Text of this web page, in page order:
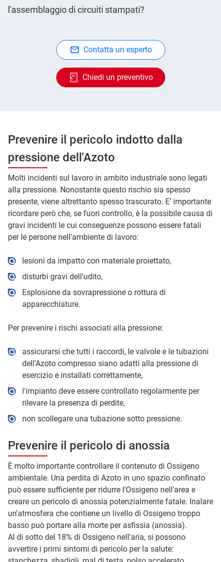
l'assemblaggio di circuiti stampati?
Contatta un esperto
Chiedi un preventivo
Prevenire il pericolo indotto dalla
pressione dell'Azoto
Molti incidenti sul lavoro in ambito industriale sono legati
alla pressione. Nonostante questo rischio sia spesso
presente, viene altrettanto spesso trascurato. E’ importante
ricordare però che, se fuori controllo, è la possibile causa di
gravi incidenti le cui conseguenze possono essere fatali
per le persone nell'ambiente di lavoro:
lesioni da impatto con materiale proiettato,
disturbi gravi dell'udito,
Esplosione da sovrapressione o rottura di
apparecchiature.
Per prevenire i rischi associati alla pressione:
assicurarsi che tutti i raccordi, le valvole e le tubazioni
dell'Azoto compresso siano adatti alla pressione di
esercizio e installati correttamente,
l'impianto deve essere controllato regolarmente per
rilevare la presenza di perdite,
non scollegare una tubazione sotto pressione.
Prevenire il pericolo di anossia
È molto importante controllare il contenuto di Ossigeno
ambientale. Una perdita di Azoto in uno spazio confinato
può essere sufficiente per ridurre l'Ossigeno nell'area e
creare un pericolo di anossia potenzialmente fatale. Inalare
un'atmosfera che contiene un livello di Ossigeno troppo
basso può portare alla morte per asfissia (anossia).
Al di sotto del 18% di Ossigeno nell'aria, si possono
avvertire i primi sintomi di pericolo per la salute: